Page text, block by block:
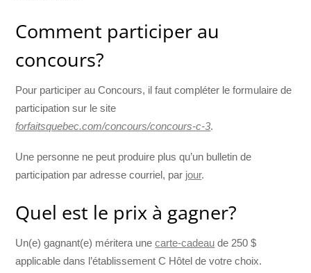
Comment participer au
concours?
Pour participer au Concours, il faut compléter le formulaire de
participation sur le site
forfaitsquebec.com/concours/concours-c-3.
Une personne ne peut produire plus qu’un bulletin de
participation par adresse courriel, par jour.
Quel est le prix à gagner?
Un(e) gagnant(e) méritera unecarte-cadeau de 250 $
applicable dans l’établissement C Hôtel de votre choix.